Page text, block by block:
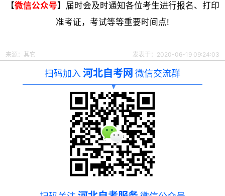
【微信公众号】届时会及时通知各位考生进行报名、打印
准考证，考试等等重要时间点!
来源：其它 发表于：2020-06-19 09:24:03
扫码加入 河北自考网 微信交流群